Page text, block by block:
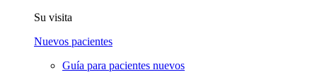
Su visita
Nuevos pacientes
Guía para pacientes nuevos